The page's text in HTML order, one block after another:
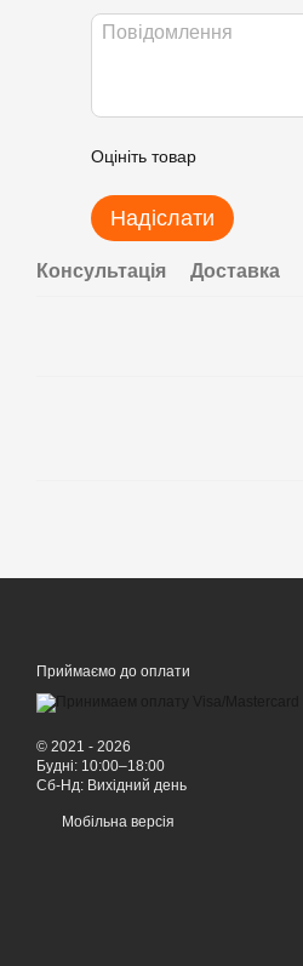
Оцініть товар
Надіслати
Консультація Доставка
Приймаємо до оплати
© 2021 - 2026
Будні: 10:00–18:00
Сб-Нд: Вихідний день
Мобільна версія